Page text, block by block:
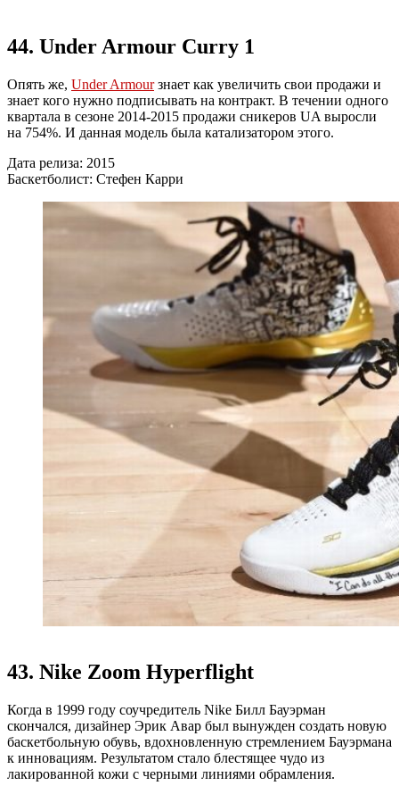
44. Under Armour Curry 1
Опять же, Under Armourзнает как увеличить свои продажи и
знает кого нужно подписывать на контракт. В течении одного
квартала в сезоне 2014-2015 продажи сникеров UA выросли
на 754%. И данная модель была катализатором этого.
Дата релиза: 2015
Баскетболист: Стефен Карри
43. Nike Zoom Hyperflight
Когда в 1999 году соучредитель Nike Билл Бауэрман
скончался, дизайнер Эрик Авар был вынужден создать новую
баскетбольную обувь, вдохновленную стремлением Бауэрмана
к инновациям. Результатом стало блестящее чудо из
лакированной кожи с черными линиями обрамления.